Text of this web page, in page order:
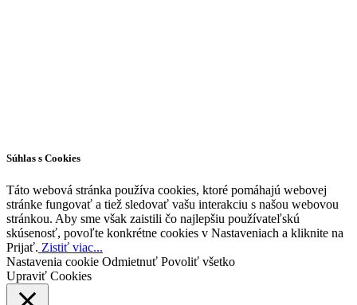
Súhlas s Cookies
Táto webová stránka používa cookies, ktoré pomáhajú webovej
stránke fungovať a tiež sledovať vašu interakciu s našou webovou
stránkou. Aby sme však zaistili čo najlepšiu používateľskú
skúsenosť, povoľte konkrétne cookies v Nastaveniach a kliknite na
Prijať. Zistiť viac...
Nastavenia cookie Odmietnuť Povoliť všetko
Upraviť Cookies